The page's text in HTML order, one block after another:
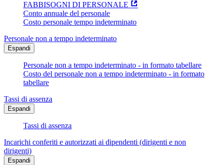
FABBISOGNI DI PERSONALE
Conto annuale del personale
Costo personale tempo indeterminato
Personale non a tempo indeterminato
Espandi
Personale non a tempo indeterminato - in formato tabellare
Costo del personale non a tempo indeterminato - in formato
tabellare
Tassi di assenza
Espandi
Tassi di assenza
Incarichi conferiti e autorizzati ai dipendenti (dirigenti e non
dirigenti)
Espandi